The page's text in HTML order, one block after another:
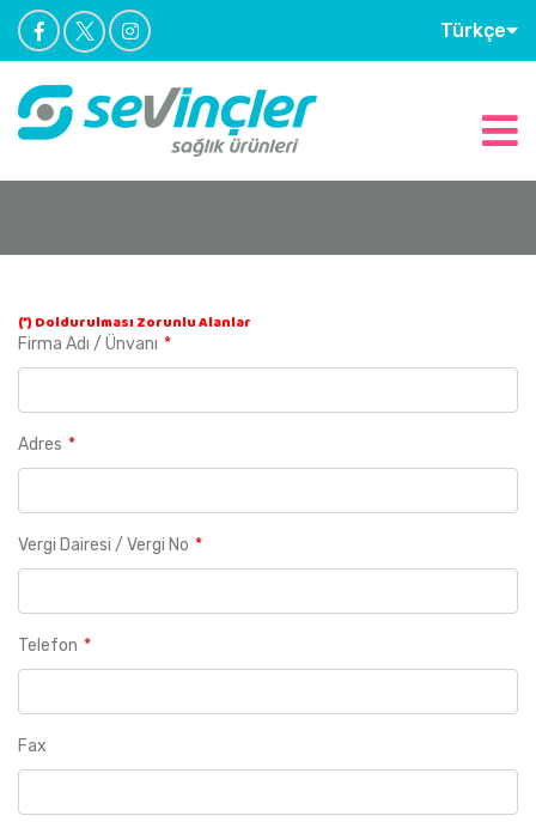
Türkçe
(*) Doldurulması Zorunlu Alanlar
Firma Adı / Ünvanı
Adres
Vergi Dairesi / Vergi No
Telefon
Fax